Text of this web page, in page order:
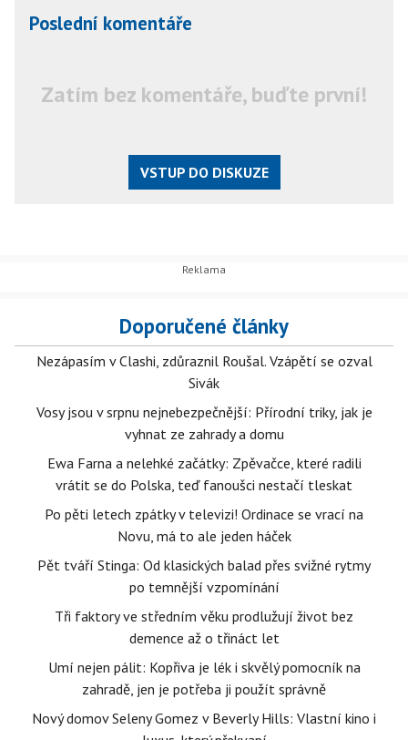
Poslední komentáře
Zatím bez komentáře, buďte první!
VSTUP DO DISKUZE
Doporučené články
Nezápasím v Clashi, zdůraznil Roušal. Vzápětí se ozval
Sivák
Vosy jsou v srpnu nejnebezpečnější: Přírodní triky, jak je
vyhnat ze zahrady a domu
Ewa Farna a nelehké začátky: Zpěvačce, které radili
vrátit se do Polska, teď fanoušci nestačí tleskat
Po pěti letech zpátky v televizi! Ordinace se vrací na
Novu, má to ale jeden háček
Pět tváří Stinga: Od klasických balad přes svižné rytmy
po temnější vzpomínání
Tři faktory ve středním věku prodlužují život bez
demence až o třináct let
Umí nejen pálit: Kopřiva je lék i skvělý pomocník na
zahradě, jen je potřeba ji použít správně
Nový domov Seleny Gomez v Beverly Hills: Vlastní kino i